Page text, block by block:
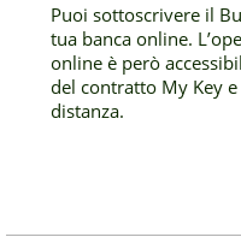
Puoi sottoscrivere il
tua banca online.
online è però
del contratto My Key
distanza.